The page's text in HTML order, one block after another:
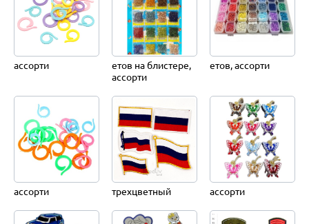
ассорти
етов на блистере,
ассорти
етов, ассорти
ассорти трехцветный ассорти